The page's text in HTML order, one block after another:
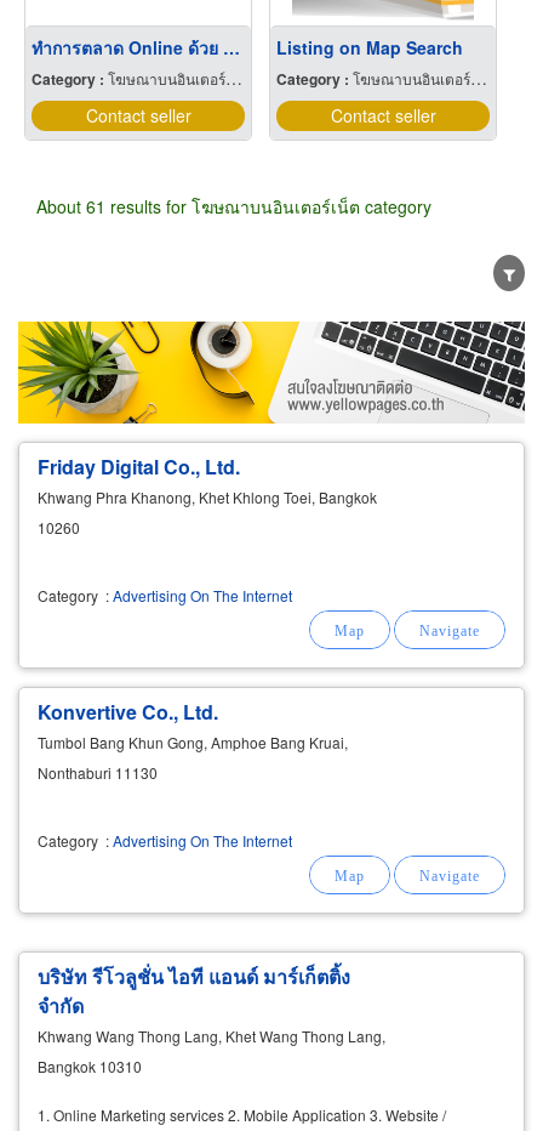
ทำการตลาด Online ด้วย Google Adwords
Category : โฆษณาบนอินเตอร์เน็ต
Contact seller
Listing on Map Search
Category :โฆษณาบนอินเตอร์เน็ต
Contact seller
About 61 results for โฆษณาบนอินเตอร์เน็ต category
Wholesale Retail Manufacturer
Dealer
Exporter/Importer
Service Business
Friday Digital Co., Ltd.
Khwang Phra Khanong, Khet Khlong Toei, Bangkok
10260
Category :Advertising On The Internet
Konvertive Co., Ltd.
Tumbol Bang Khun Gong, Amphoe Bang Kruai,
Nonthaburi 11130
Category :Advertising On The Internet
บริษัท รีโวลูชั่น ไอที แอนด์ มาร์เก็ตติ้ง
จำกัด
Khwang Wang Thong Lang, Khet Wang Thong Lang,
Bangkok 10310
1. Online Marketing services 2. Mobile Application 3. Website /